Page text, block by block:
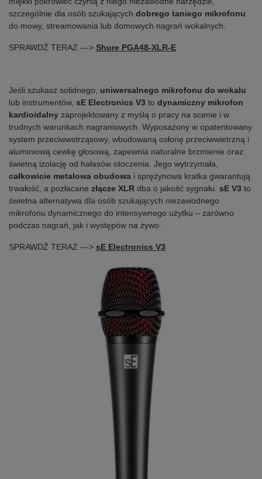
szczególnie dla osób szukających dobrego taniego mikrofonu
do mowy, streamowania lub domowych nagrań wokalnych.
SPRAWDŹ TERAZ ---> Shure PGA48-XLR-E
Jeśli szukasz solidnego, uniwersalnego mikrofonu do wokalu
lub instrumentów, sE Electronics V3 to dynamiczny mikrofon
kardioidalny zaprojektowany z myślą o pracy na scenie i w
trudnych warunkach nagraniowych. Wyposażony w opatentowany
system przeciwwstrząsowy, wbudowaną osłonę przeciwwietrzną i
aluminiową cewkę głosową, zapewnia naturalne brzmienie oraz
świetną izolację od hałasów otoczenia. Jego wytrzymała,
całkowicie metalowa obudowa i sprężynowa kratka gwarantują
trwałość, a pozłacane złącze XLR dba o jakość sygnału. sE V3 to
świetna alternatywa dla osób szukających niezawodnego
mikrofonu dynamicznego do intensywnego użytku – zarówno
podczas nagrań, jak i występów na żywo.
SPRAWDŹ TERAZ ---> sE Electronics V3